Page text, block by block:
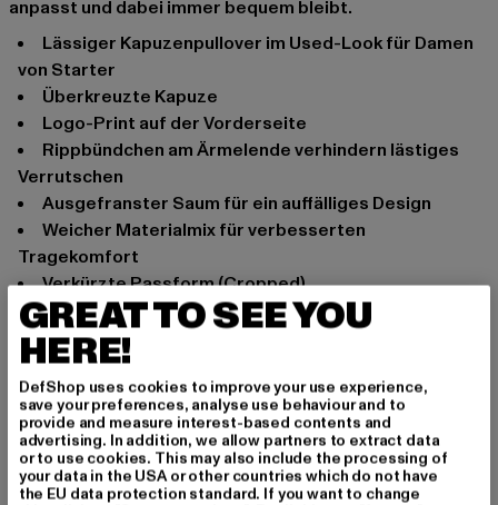
anpasst und dabei immer bequem bleibt.
Lässiger Kapuzenpullover im Used-Look für Damen
von Starter
Überkreuzte Kapuze
Logo-Print auf der Vorderseite
Rippbündchen am Ärmelende verhindern lästiges
Verrutschen
Ausgefranster Saum für ein auffälliges Design
Weicher Materialmix für verbesserten
Tragekomfort
Verkürzte Passform (Cropped)
Anlass: Alltag
Ausschnitt: Kapuze
Ärmelart: Langarm
Marke: Starter Black Label
Kat.: Sweat & Fleece - Hoodies
Farbe: beige
Hersteller Farbe: palewhite
GREAT TO SEE YOU
HERE!
DefShop uses cookies to improve your use experience,
save your preferences, analyse use behaviour and to
provide and measure interest-based contents and
advertising. In addition, we allow partners to extract data
or to use cookies. This may also include the processing of
your data in the USA or other countries which do not have
the EU data protection standard. If you want to change